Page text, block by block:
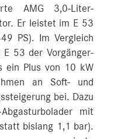
AMG 3,0-Liter-
Er leistet im E 53
PS). Im Vergleich
E 53 der Vorgänger-
ein Plus von 10 kW
an Soft- und
bei. Dazu
mit
bislang 1,1 bar).